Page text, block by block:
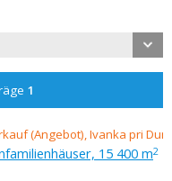
1
15 400 m2